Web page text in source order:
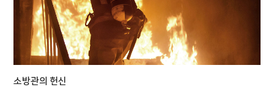
소방관의 헌신